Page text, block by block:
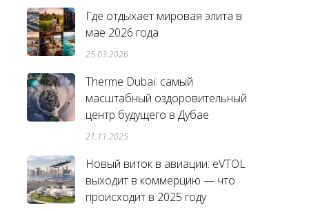
Где отдыхает мировая элита в
мае 2026 года
25.03.2026
Therme Dubai: самый
масштабный оздоровительный
центр будущего в Дубае
21.11.2025
Новый виток в авиации: eVTOL
выходит в коммерцию — что
происходит в 2025 году